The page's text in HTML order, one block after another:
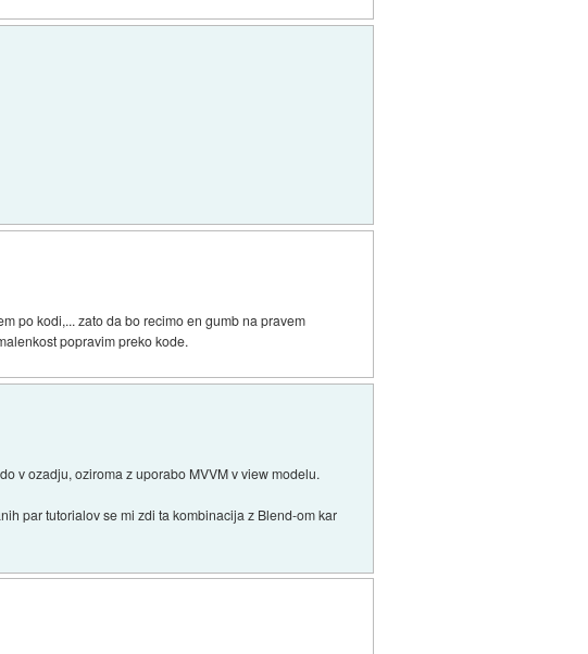
po kodi,... zato da bo recimo en gumb na pravem
popravim preko kode.
v ozadju, oziroma z uporabo MVVM v view modelu.
par tutorialov se mi zdi ta kombinacija z Blend-om kar